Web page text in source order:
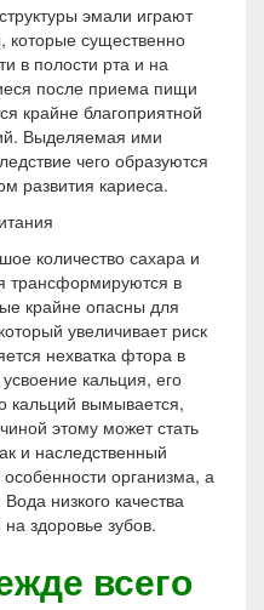
эмали играют
которые существенно
в полости рта и на
после приема пищи
крайне благоприятной
Выделяемая ими
чего образуются
развития кариеса.
количество сахара и
трансформируются в
крайне опасны для
увеличивает риск
нехватка фтора в
кальция, его
кальций вымывается,
этому может стать
и наследственный
организма, а
низкого качества
здоровье зубов.
всего